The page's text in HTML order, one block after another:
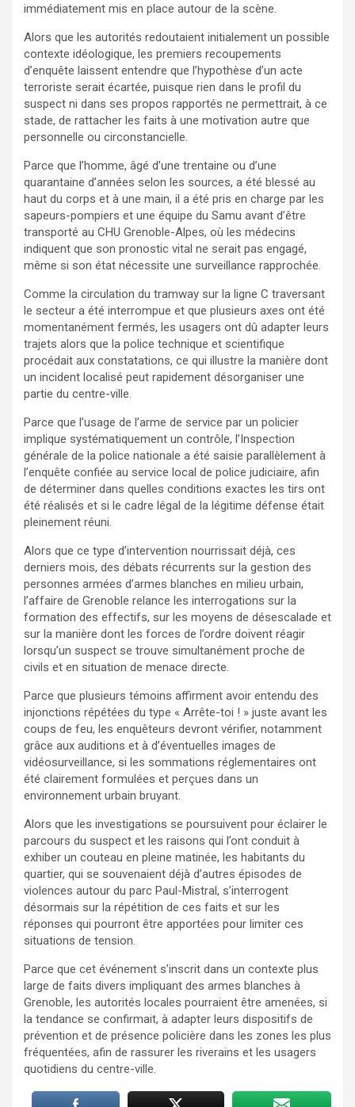
immédiatement mis en place autour de la scène.
Alors que les autorités redoutaient initialement un possible
contexte idéologique, les premiers recoupements
d’enquête laissent entendre que l’hypothèse d’un acte
terroriste serait écartée, puisque rien dans le profil du
suspect ni dans ses propos rapportés ne permettrait, à ce
stade, de rattacher les faits à une motivation autre que
personnelle ou circonstancielle.
Parce que l’homme, âgé d’une trentaine ou d’une
quarantaine d’années selon les sources, a été blessé au
haut du corps et à une main, il a été pris en charge par les
sapeurs-pompiers et une équipe du Samu avant d’être
transporté au CHU Grenoble-Alpes, où les médecins
indiquent que son pronostic vital ne serait pas engagé,
même si son état nécessite une surveillance rapprochée.
Comme la circulation du tramway sur la ligne C traversant
le secteur a été interrompue et que plusieurs axes ont été
momentanément fermés, les usagers ont dû adapter leurs
trajets alors que la police technique et scientifique
procédait aux constatations, ce qui illustre la manière dont
un incident localisé peut rapidement désorganiser une
partie du centre-ville.
Parce que l’usage de l’arme de service par un policier
implique systématiquement un contrôle, l’Inspection
générale de la police nationale a été saisie parallèlement à
l’enquête confiée au service local de police judiciaire, afin
de déterminer dans quelles conditions exactes les tirs ont
été réalisés et si le cadre légal de la légitime défense était
pleinement réuni.
Alors que ce type d’intervention nourrissait déjà, ces
derniers mois, des débats récurrents sur la gestion des
personnes armées d’armes blanches en milieu urbain,
l’affaire de Grenoble relance les interrogations sur la
formation des effectifs, sur les moyens de désescalade et
sur la manière dont les forces de l’ordre doivent réagir
lorsqu’un suspect se trouve simultanément proche de
civils et en situation de menace directe.
Parce que plusieurs témoins affirment avoir entendu des
injonctions répétées du type « Arrête-toi ! » juste avant les
coups de feu, les enquêteurs devront vérifier, notamment
grâce aux auditions et à d’éventuelles images de
vidéosurveillance, si les sommations réglementaires ont
été clairement formulées et perçues dans un
environnement urbain bruyant.
Alors que les investigations se poursuivent pour éclairer le
parcours du suspect et les raisons qui l’ont conduit à
exhiber un couteau en pleine matinée, les habitants du
quartier, qui se souvenaient déjà d’autres épisodes de
violences autour du parc Paul-Mistral, s’interrogent
désormais sur la répétition de ces faits et sur les
réponses qui pourront être apportées pour limiter ces
situations de tension.
Parce que cet événement s’inscrit dans un contexte plus
large de faits divers impliquant des armes blanches à
Grenoble, les autorités locales pourraient être amenées, si
la tendance se confirmait, à adapter leurs dispositifs de
prévention et de présence policière dans les zones les plus
fréquentées, afin de rassurer les riverains et les usagers
quotidiens du centre-ville.